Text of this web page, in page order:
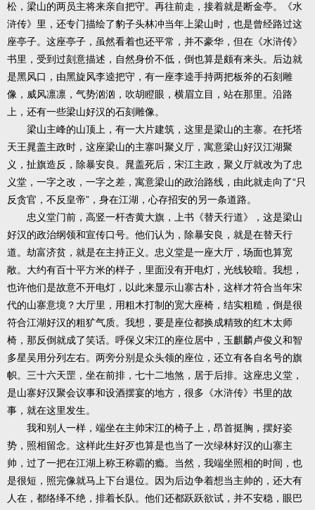
松，梁山的两员主将来亲自把守。再往前走，接着就是断金亭。《水
浒传》里，还专门描绘了豹子头林冲当年上梁山时，也是曾经路过这
座亭子。这座亭子，虽然看着也还平常，并不豪华，但在《水浒传》
书里，受到过刻意描述，自然身价不低，倒也算是颇有来头。后边就
是黑风口，由黑旋风李逵把守，有一座李逵手持两把板斧的石刻雕
像，威风凛凛，气势汹汹，吹胡瞪眼，横眉立目，站在那里。沿路
上，还有一些梁山好汉的石刻雕像。
梁山主峰的山顶上，有一大片建筑，这里是梁山的主寨。在托塔
天王晁盖主政时，这座梁山的主寨叫聚义厅，寓意梁山好汉江湖聚
义，扯旗造反，除暴安良。晁盖死后，宋江主政，聚义厅就改为了忠
义堂，一字之改，一字之差，寓意梁山的政治路线，由此就走向了“只
反贪官，不反皇帝”，身在江湖，心存招安的另一条道路。
忠义堂门前，高竖一杆杏黄大旗，上书《替天行道》，这是梁山
好汉的政治纲领和宣传口号。他们认为，除暴安良，就是在替天行
道。劫富济贫，就是在主持正义。忠义堂是一座大厅，场面也算宽
敞。大约有百十平方米的样子，里面没有开电灯，光线较暗。我想，
也许他们是故意不开电灯，以此来显示山寨古朴，这样才符合当年宋
代的山寨意境？大厅里，用粗木打制的宽大座椅，结实粗糙，倒是很
符合江湖好汉的粗犷气质。我想，要是座位都换成精致的红木太师
椅，那反倒就成了笑话。呼保义宋江的座位居中，玉麒麟卢俊义和智
多星吴用分列左右。两旁分别是众头领的座位，还立有各自名号的旗
帜。三十六天罡，坐在前排，七十二地煞，居于后排。这座忠义堂，
是山寨好汉聚会议事和设酒摆宴的地方，很多《水浒传》书里的故
事，就在这里发生。
我和别人一样，端坐在主帅宋江的椅子上，昂首挺胸，摆好姿
势，照相留念。这样此生好歹也算是也当了一次绿林好汉的山寨主
帅，过了一把在江湖上称王称霸的瘾。当然，我端坐照相的时间，也
是很短，照完像就马上下台退位。因为后边争着想当主帅的，还大有
人在，都络绎不绝，排着长队。他们还都跃跃欲试，并不安稳，眼巴